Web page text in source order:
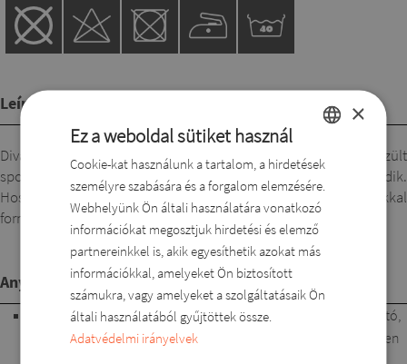
Leírás
Divatos mintával, puha, elasztikus, jó tartású alapanyagból készült
sportosan elegáns blézer. Elején divatos, díszes húzózárral záródik.
Hosszú ujjú, csípő vonal alá érő hosszúságú. Szabàsvonalakkal
formázott, ezért nagyon csinos.
Anyagösszetétel
80% pamut, 18% poliészter, 2% lycra Nagy nyúlású, formatartó,
jól szellőző alapanyag. Kellemesen formázza a testet. Könnyen
HUNGARIAN
ROMANIAN
ENGLISH
DUTCH
×
Ez a weboldal sütiket használ
Cookie-kat használunk a tartalom, a hirdetések
személyre szabására és a forgalom elemzésére.
Webhelyünk Ön általi használatára vonatkozó
információkat megosztjuk hirdetési és elemző
partnereinkkel is, akik egyesíthetik azokat más
információkkal, amelyeket Ön biztosított
számukra, vagy amelyeket a szolgáltatásaik Ön
általi használatából gyűjtöttek össze.
Adatvédelmi irányelvek